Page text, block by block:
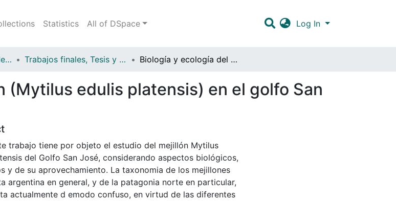
Statistics All of DSpace Log In
Servicio Centralizado de Documentación (SECEDOC) Trabajos finales, Tesis y Maestrías Biología y ecología del mejillón (Mytilus edulis platensis) en el golfo San José, provincia del Chubut
(Mytilus edulis platensis) en el golfo San
trabajo tiene por objeto el estudio del mejillón Mytilus
del Golfo San José, considerando aspectos biológicos,
y de su aprovechamiento. La taxonomia de los mejillones
argentina en general, y de la patagonia norte en particular,
actualmente d emodo confuso, en virtud de las diferentes